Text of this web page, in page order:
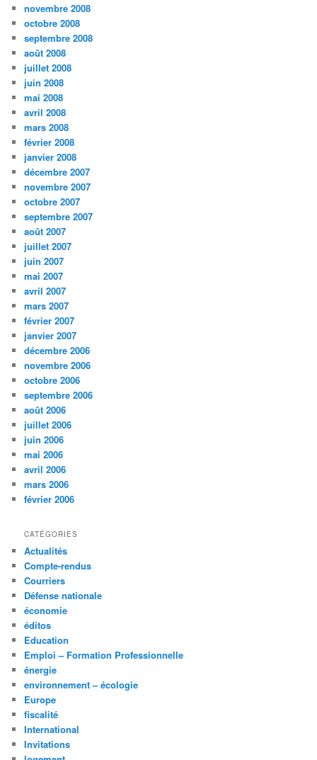
novembre 2008
octobre 2008
septembre 2008
août 2008
juillet 2008
juin 2008
mai 2008
avril 2008
mars 2008
février 2008
janvier 2008
décembre 2007
novembre 2007
octobre 2007
septembre 2007
août 2007
juillet 2007
juin 2007
mai 2007
avril 2007
mars 2007
février 2007
janvier 2007
décembre 2006
novembre 2006
octobre 2006
septembre 2006
août 2006
juillet 2006
juin 2006
mai 2006
avril 2006
mars 2006
février 2006
CATÉGORIES
Actualités
Compte-rendus
Courriers
Défense nationale
économie
éditos
Education
Emploi – Formation Professionnelle
énergie
environnement – écologie
Europe
fiscalité
International
Invitations